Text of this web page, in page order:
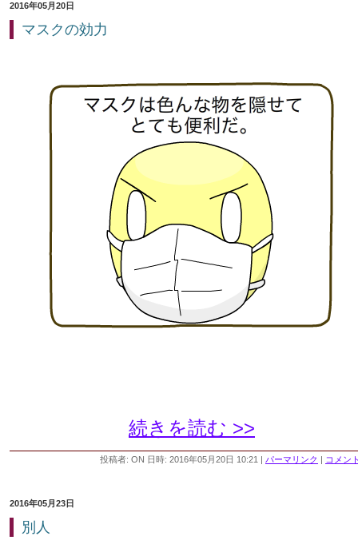
2016年05月20日
マスクの効力
続きを読む >>
投稿者: ON 日時: 2016年05月20日 10:21 | パーマリンク | コメン
2016年05月23日
別人